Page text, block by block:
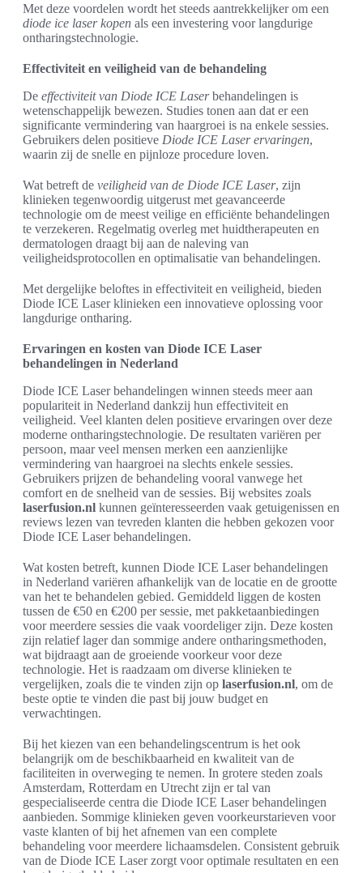
Met deze voordelen wordt het steeds aantrekkelijker om een
diode ice laser kopen als een investering voor langdurige
ontharingstechnologie.
Effectiviteit en veiligheid van de behandeling
De effectiviteit van Diode ICE Laserbehandelingen is
wetenschappelijk bewezen. Studies tonen aan dat er een
significante vermindering van haargroei is na enkele sessies.
Gebruikers delen positieve Diode ICE Laser ervaringen,
waarin zij de snelle en pijnloze procedure loven.
Wat betreft de veiligheid van de Diode ICE Laser, zijn
klinieken tegenwoordig uitgerust met geavanceerde
technologie om de meest veilige en efficiënte behandelingen
te verzekeren. Regelmatig overleg met huidtherapeuten en
dermatologen draagt bij aan de naleving van
veiligheidsprotocollen en optimalisatie van behandelingen.
Met dergelijke beloftes in effectiviteit en veiligheid, bieden
Diode ICE Laser klinieken een innovatieve oplossing voor
langdurige ontharing.
Ervaringen en kosten van Diode ICE Laser
behandelingen in Nederland
Diode ICE Laser behandelingen winnen steeds meer aan
populariteit in Nederland dankzij hun effectiviteit en
veiligheid. Veel klanten delen positieve ervaringen over deze
moderne ontharingstechnologie. De resultaten variëren per
persoon, maar veel mensen merken een aanzienlijke
vermindering van haargroei na slechts enkele sessies.
Gebruikers prijzen de behandeling vooral vanwege het
comfort en de snelheid van de sessies. Bij websites zoals
laserfusion.nl kunnen geïnteresseerden vaak getuigenissen en
reviews lezen van tevreden klanten die hebben gekozen voor
Diode ICE Laser behandelingen.
Wat kosten betreft, kunnen Diode ICE Laser behandelingen
in Nederland variëren afhankelijk van de locatie en de grootte
van het te behandelen gebied. Gemiddeld liggen de kosten
tussen de €50 en €200 per sessie, met pakketaanbiedingen
voor meerdere sessies die vaak voordeliger zijn. Deze kosten
zijn relatief lager dan sommige andere ontharingsmethoden,
wat bijdraagt aan de groeiende voorkeur voor deze
technologie. Het is raadzaam om diverse klinieken te
vergelijken, zoals die te vinden zijn op laserfusion.nl, om de
beste optie te vinden die past bij jouw budget en
verwachtingen.
Bij het kiezen van een behandelingscentrum is het ook
belangrijk om de beschikbaarheid en kwaliteit van de
faciliteiten in overweging te nemen. In grotere steden zoals
Amsterdam, Rotterdam en Utrecht zijn er tal van
gespecialiseerde centra die Diode ICE Laser behandelingen
aanbieden. Sommige klinieken geven voorkeurstarieven voor
vaste klanten of bij het afnemen van een complete
behandeling voor meerdere lichaamsdelen. Consistent gebruik
van de Diode ICE Laser zorgt voor optimale resultaten en een